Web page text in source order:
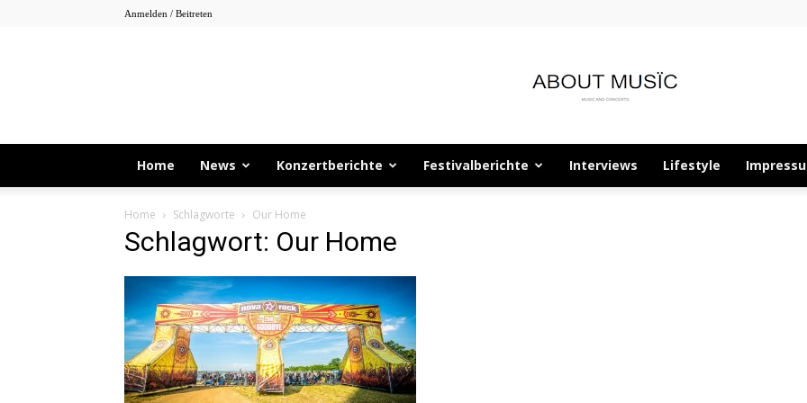
Anmelden / Beitreten
About
Home News Konzertberichte Festivalberichte Interviews Lifestyle
Home Schlagworte Our Home
Schlagwort: Our Home